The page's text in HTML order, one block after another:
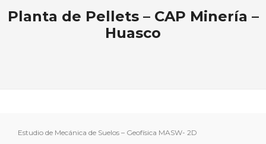
Planta de Pellets – CAP Minería –
Huasco
Estudio de Mecánica de Suelos – Geofísica MASW- 2D